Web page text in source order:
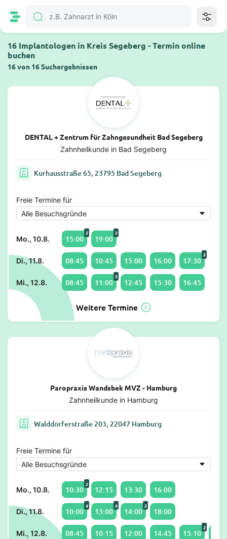
16 Implantologen in Kreis Segeberg - Termin online
buchen
16 von 16 Suchergebnissen
DENTAL + Zentrum für Zahngesundheit Bad Segeberg
Zahnheilkunde in Bad Segeberg
Kurhausstraße 65, 23795 Bad Segeberg
Freie Termine für
Mo., 10.8. 15:00
2
19:00
2
Di., 11.8. 08:45 10:45 15:00 16:00 17:30
2
Mi., 12.8. 08:45 11:00
2
12:45 15:30 16:45
Weitere Termine
Paropraxis Wandsbek MVZ - Hamburg
Zahnheilkunde in Hamburg
Walddörferstraße 203, 22047 Hamburg
Freie Termine für
Mo., 10.8. 10:30
2
12:15 13:30 16:00
Di., 11.8. 10:00
4
13:00
4
14:00
2
18:00
Mi., 12.8. 08:45 10:15 12:00 14:45 15:10
2